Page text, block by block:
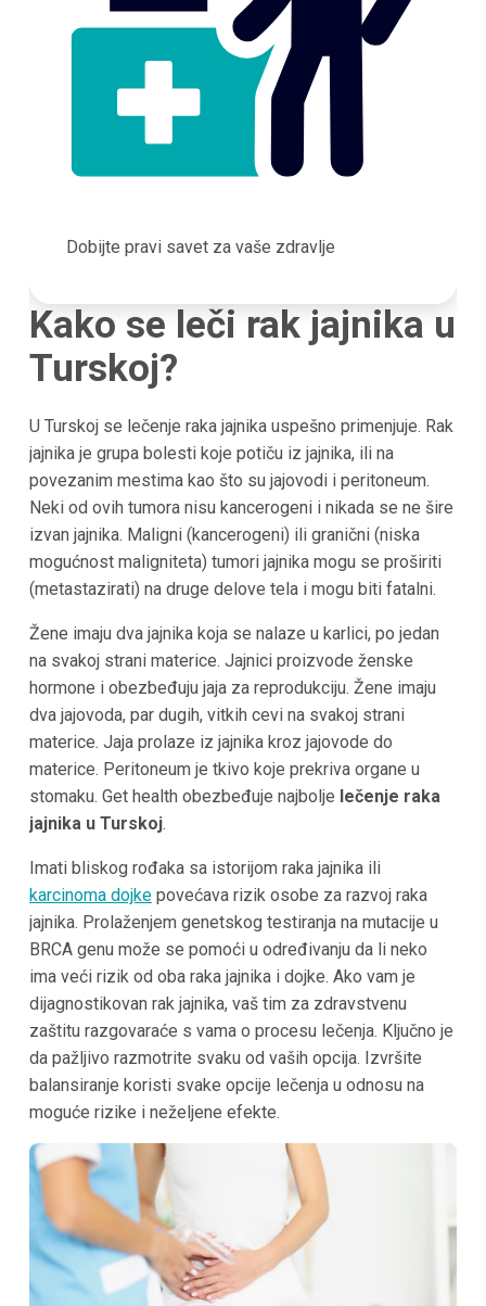
Dobijte pravi savet za vaše zdravlje
Kako se leči rak jajnika u
Turskoj?
U Turskoj se lečenje raka jajnika uspešno primenjuje. Rak
jajnika je grupa bolesti koje potiču iz jajnika, ili na
povezanim mestima kao što su jajovodi i peritoneum.
Neki od ovih tumora nisu kancerogeni i nikada se ne šire
izvan jajnika. Maligni (kancerogeni) ili granični (niska
mogućnost maligniteta) tumori jajnika mogu se proširiti
(metastazirati) na druge delove tela i mogu biti fatalni.
Žene imaju dva jajnika koja se nalaze u karlici, po jedan
na svakoj strani materice. Jajnici proizvode ženske
hormone i obezbeđuju jaja za reprodukciju. Žene imaju
dva jajovoda, par dugih, vitkih cevi na svakoj strani
materice. Jaja prolaze iz jajnika kroz jajovode do
materice. Peritoneum je tkivo koje prekriva organe u
stomaku. Get health obezbeđuje najbolje lečenje raka
jajnika u Turskoj.
Imati bliskog rođaka sa istorijom raka jajnika ili
karcinoma dojkepovećava rizik osobe za razvoj raka
jajnika. Prolaženjem genetskog testiranja na mutacije u
BRCA genu može se pomoći u određivanju da li neko
ima veći rizik od oba raka jajnika i dojke. Ako vam je
dijagnostikovan rak jajnika, vaš tim za zdravstvenu
zaštitu razgovaraće s vama o procesu lečenja. Ključno je
da pažljivo razmotrite svaku od vaših opcija. Izvršite
balansiranje koristi svake opcije lečenja u odnosu na
moguće rizike i neželjene efekte.